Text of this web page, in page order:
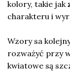
kolory, takie jak
charakteru i
Wzory sa
rozważyć przy
kwiatowe są